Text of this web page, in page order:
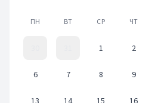
ПН ВТ СР ЧТ
1 2
6 7 8 9
13 14 15 16